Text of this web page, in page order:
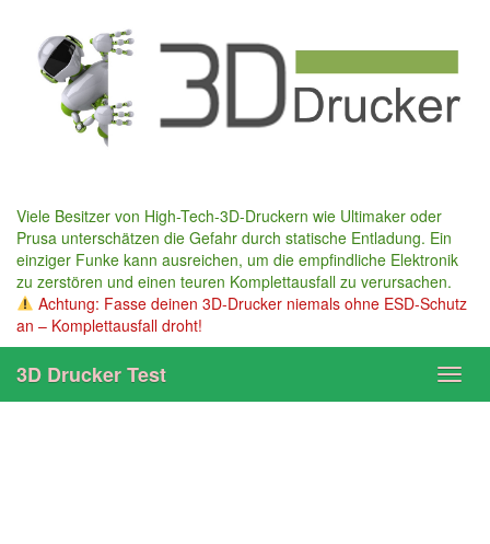
content
Viele Besitzer von High-Tech-3D-Druckern wie Ultimaker oder
Prusa unterschätzen die Gefahr durch statische Entladung. Ein
einziger Funke kann ausreichen, um die empfindliche Elektronik
zu zerstören und einen teuren Komplettausfall zu verursachen.
Achtung: Fasse deinen 3D-Drucker niemals ohne ESD-Schutz
an – Komplettausfall droht!
3D Drucker Test